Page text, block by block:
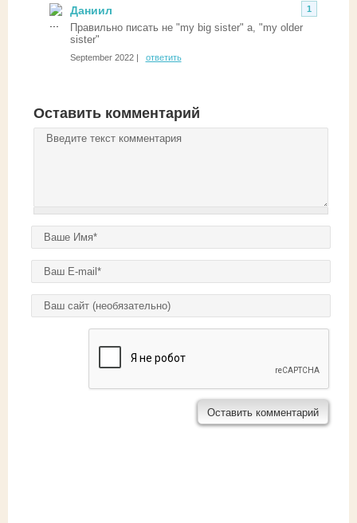
1
Даниил
Правильно писать не "my big sister" а, "my older
sister"
September 2022 | ответить
Оставить комментарий
Комментарий*
Ваше имя*
E-mail *
Домашняя страница